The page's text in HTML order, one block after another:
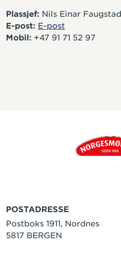
Plassjef: Nils Einar Faugstad
E-post: E-post
Mobil: +47 91 71 52 97
POSTADRESSE
Postboks 1911, Nordnes
5817 BERGEN